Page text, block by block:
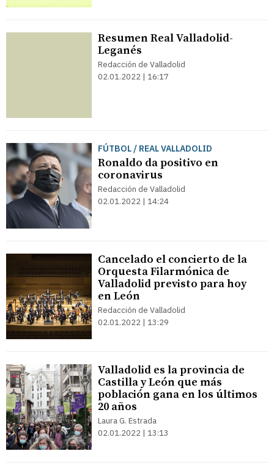
Resumen Real Valladolid-
Leganés
Redacción de Valladolid
02.01.2022 | 16:17
FÚTBOL / REAL VALLADOLID
Ronaldo da positivo en
coronavirus
Redacción de Valladolid
02.01.2022 | 14:24
Cancelado el concierto de la
Orquesta Filarmónica de
Valladolid previsto para hoy
en León
Redacción de Valladolid
02.01.2022 | 13:29
Valladolid es la provincia de
Castilla y León que más
población gana en los últimos
20 años
Laura G. Estrada
02.01.2022 | 13:13